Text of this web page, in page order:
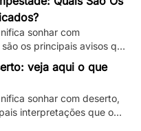
sonhar com
os principais avisos que
está tentando te dizer e
veja aqui o que
sonhar com deserto,
interpretações que o